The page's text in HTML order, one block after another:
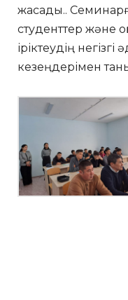
жасады..
студенттер және
іріктеудің негізгі
кезеңдерімен